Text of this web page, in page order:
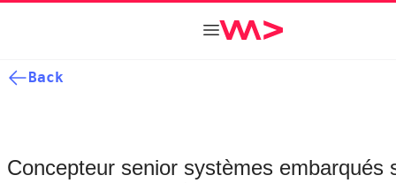
Back
Concepteur senior systèmes embarqués